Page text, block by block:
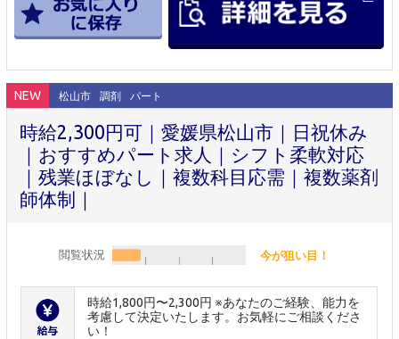
NEW 松山市 調剤 パート
時給2,300円可｜愛媛県松山市｜日祝休み
｜おすすめパート求人｜シフト柔軟対応
｜残業ほぼなし｜複数科目応需｜複数薬剤
師体制｜
閲覧状況 今が狙い目！
時給1,800円〜2,300円 ※あなたのご経験、能力を
考慮して決定いたします。お気軽にご相談くださ
い！